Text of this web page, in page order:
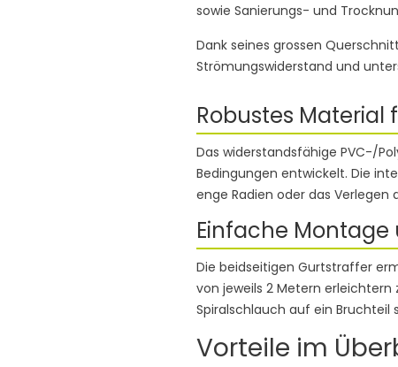
sowie Sanierungs- und
Dank seines grossen
Strömungswiderstand und
Robustes Material
Das widerstandsfähige PVC-/
Bedingungen entwickelt. Die
enge Radien oder das
Einfache
Die beidseitigen Gurtstraffer
von jeweils 2 Metern
Spiralschlauch auf ein
Vorteile im